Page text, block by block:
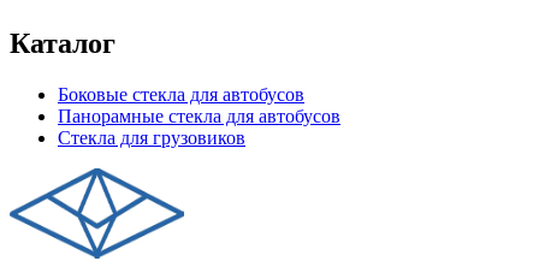
Каталог
Боковые стекла для автобусов
Панорамные стекла для автобусов
Стекла для грузовиков